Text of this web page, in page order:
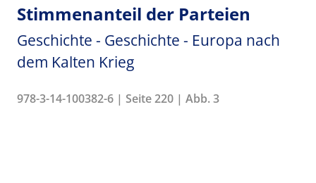
Stimmenanteil der Parteien
Geschichte - Geschichte - Europa nach
dem Kalten Krieg
978-3-14-100382-6 | Seite 220 | Abb. 3